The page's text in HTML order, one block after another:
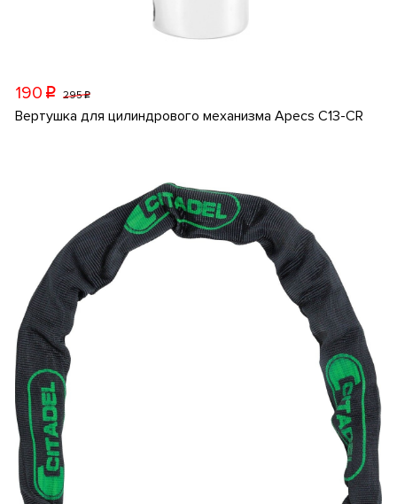
190 p 295p
Вертушка для цилиндрового механизма Apecs C13-CR